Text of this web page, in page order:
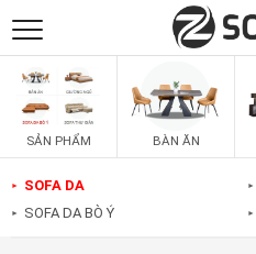
SẢN PHẨM
SOFAS
PHÒNG ĂN
SẢN PHẨM BÀN ĂN
► SOFA DA
► SOFA DA BÒ Ý
►
►